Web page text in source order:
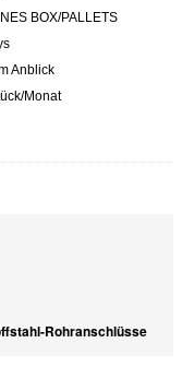
BOX/PALLETS
Anblick
Monat
Rohranschlüsse